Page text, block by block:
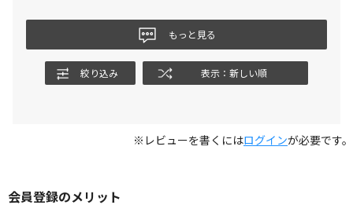
もっと見る
絞り込み 表示：新しい順
※レビューを書くにはログインが必要です。
会員登録のメリット